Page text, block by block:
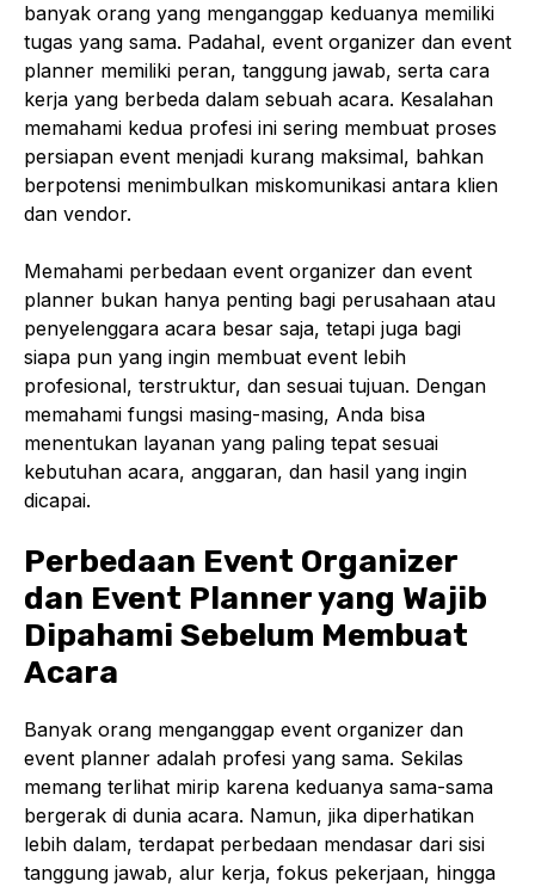
banyak orang yang menganggap keduanya memiliki
tugas yang sama. Padahal, event organizer dan event
planner memiliki peran, tanggung jawab, serta cara
kerja yang berbeda dalam sebuah acara. Kesalahan
memahami kedua profesi ini sering membuat proses
persiapan event menjadi kurang maksimal, bahkan
berpotensi menimbulkan miskomunikasi antara klien
dan vendor.
Memahami perbedaan event organizer dan event
planner bukan hanya penting bagi perusahaan atau
penyelenggara acara besar saja, tetapi juga bagi
siapa pun yang ingin membuat event lebih
profesional, terstruktur, dan sesuai tujuan. Dengan
memahami fungsi masing-masing, Anda bisa
menentukan layanan yang paling tepat sesuai
kebutuhan acara, anggaran, dan hasil yang ingin
dicapai.
Perbedaan Event Organizer
dan Event Planner yang Wajib
Dipahami Sebelum Membuat
Acara
Banyak orang menganggap event organizer dan
event planner adalah profesi yang sama. Sekilas
memang terlihat mirip karena keduanya sama-sama
bergerak di dunia acara. Namun, jika diperhatikan
lebih dalam, terdapat perbedaan mendasar dari sisi
tanggung jawab, alur kerja, fokus pekerjaan, hingga